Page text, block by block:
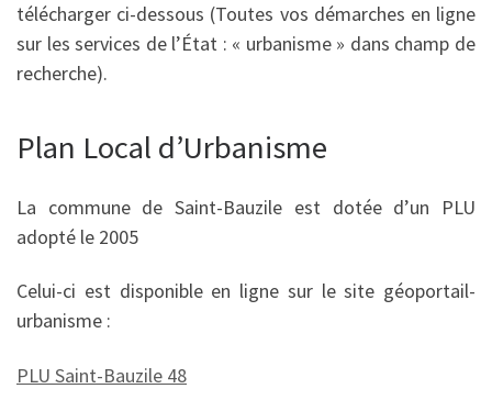
télécharger ci-dessous (Toutes vos démarches en ligne
sur les services de l’État : « urbanisme » dans champ de
recherche).
Plan Local d’Urbanisme
La commune de Saint-Bauzile est dotée d’un PLU
adopté le 2005
Celui-ci est disponible en ligne sur le site géoportail-
urbanisme :
PLU Saint-Bauzile 48